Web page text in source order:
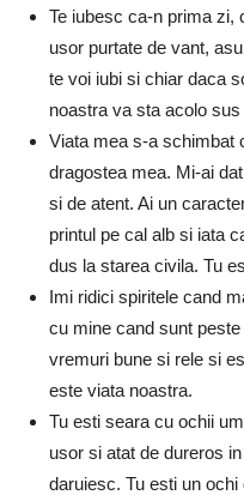
Te iubesc ca-n prima zi,
usor purtate de vant,
te voi iubi si chiar daca
noastra va sta acolo
Viata mea s-a schimbat
dragostea mea. Mi-ai
si de atent. Ai un
printul pe cal alb si iata
dus la starea civila. Tu
Imi ridici spiritele cand
cu mine cand sunt
vremuri bune si rele si
este viata noastra.
Tu esti seara cu ochii
usor si atat de dureros
daruiesc. Tu esti un